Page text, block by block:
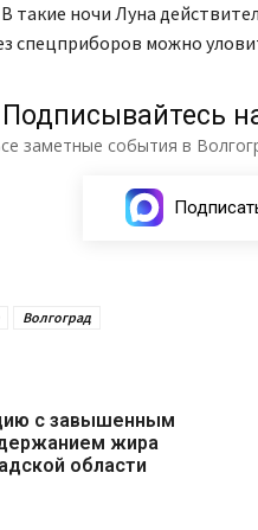
такие ночи Луна
спецприборов можно
Подписывайтесь
заметные события в
Волгоград
с завышенным
жира
области